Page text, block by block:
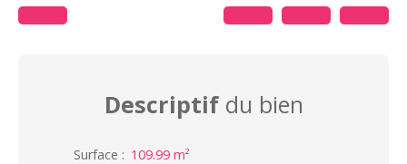
Descriptifdu bien
Surface : 109.99 m²